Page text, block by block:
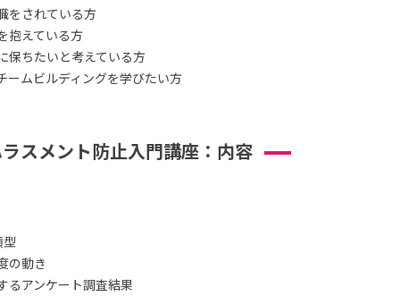
をされている方
抱えている方
保ちたいと考えている方
ームビルディングを学びたい方
スメント防止入門講座：内容
型
の動き
るアンケート調査結果